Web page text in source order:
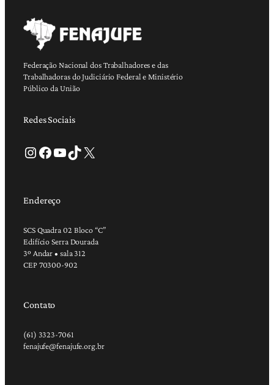
Federação Nacional dos Trabalhadores e das
Trabalhadoras do Judiciário Federal e Ministério
Público da União
Redes Sociais
Instagram Facebook Youtube TikTok X
Endereço
SCS Quadra 02 Bloco “C”
Edifício Serra Dourada
3º Andar • sala 312
CEP 70300-902
Contato
(61) 3323-7061
fenajufe@fenajufe.org.br